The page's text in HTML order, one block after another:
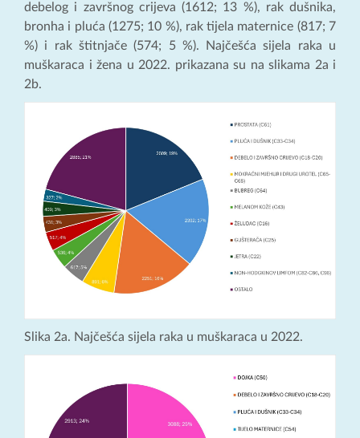
debelog i završnog crijeva (1612; 13 %), rak dušnika,
bronha i pluća (1275; 10 %), rak tijela maternice (817; 7
%) i rak štitnjače (574; 5 %). Najčešća sijela raka u
muškaraca i žena u 2022. prikazana su na slikama 2a i
2b.
Slika 2a. Najčešća sijela raka u muškaraca u 2022.